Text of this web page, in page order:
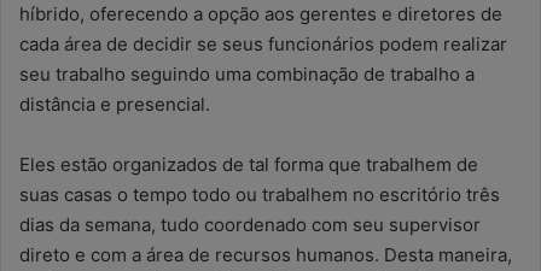
híbrido, oferecendo a opção aos gerentes e diretores de
cada área de decidir se seus funcionários podem realizar
seu trabalho seguindo uma combinação de trabalho a
distância e presencial.
Eles estão organizados de tal forma que trabalhem de
suas casas o tempo todo ou trabalhem no escritório três
dias da semana, tudo coordenado com seu supervisor
direto e com a área de recursos humanos. Desta maneira,